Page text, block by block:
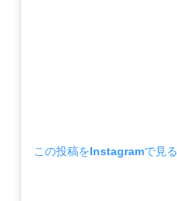
この投稿をInstagramで見る